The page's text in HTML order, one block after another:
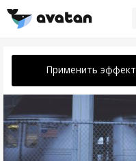
Применить эффект